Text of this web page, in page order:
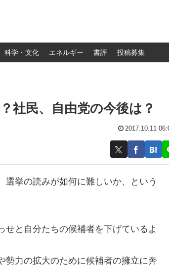
科学・文化 エネルギー 書評 投稿募集
社民、自由党の今後は？
2017.10.11
挙の読みが如何に難しいか、という
と自分たちの候補者を下げているよ
勢力の拡大のために候補者の擁立に奔